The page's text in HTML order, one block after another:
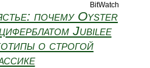
BitWatch
почему Oyster
Jubilee
о строгой